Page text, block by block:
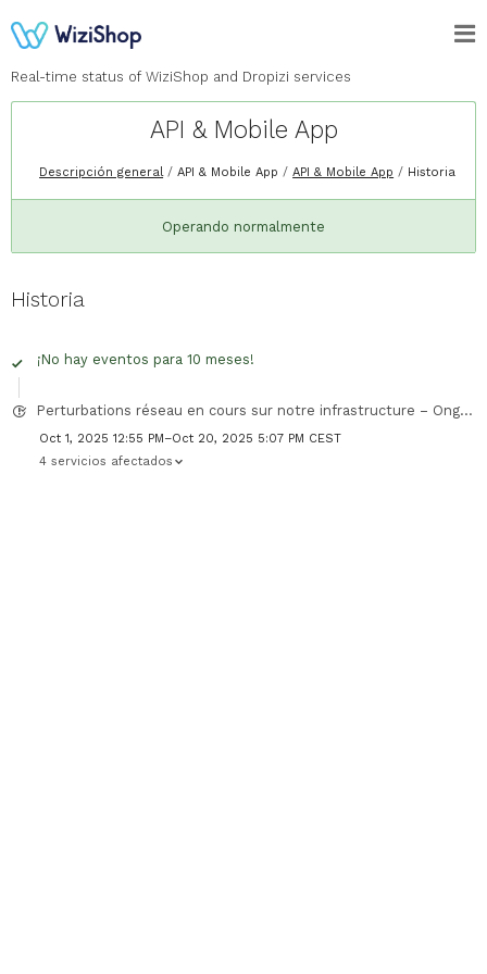
Real-time status of WiziShop and Dropizi services
API & Mobile App
Descripción general API & Mobile App API & Mobile App Historia
Operando normalmente
Historia
¡No hay eventos para 10 meses!
Perturbations réseau en cours sur notre infrastructure – Ongoing Network Disruptions on Our Infrastructure
Oct 1, 2025 12:55 PM–Oct 20, 2025 5:07 PM CEST
4 servicios afectados